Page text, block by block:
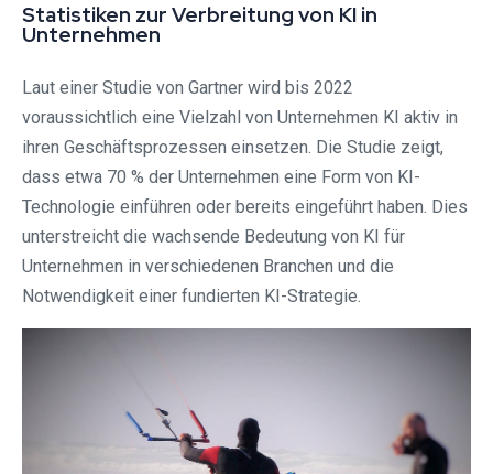
Statistiken zur Verbreitung von KI in
Unternehmen
Laut einer Studie von Gartner wird bis 2022
voraussichtlich eine Vielzahl von Unternehmen KI aktiv in
ihren Geschäftsprozessen einsetzen. Die Studie zeigt,
dass etwa 70 % der Unternehmen eine Form von KI-
Technologie einführen oder bereits eingeführt haben. Dies
unterstreicht die wachsende Bedeutung von KI für
Unternehmen in verschiedenen Branchen und die
Notwendigkeit einer fundierten KI-Strategie.